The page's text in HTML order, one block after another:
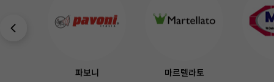
마르텔라토 메쎄